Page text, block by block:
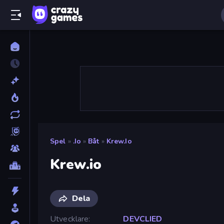
Spel » .io » Båt » Krew.io
Krew.io
Dela
Utvecklare
DEVCLIED